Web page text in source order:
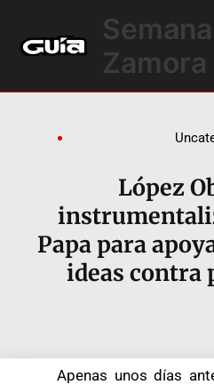
contenido
Zamora
López
Papa para
ideas contra
Apenas unos días